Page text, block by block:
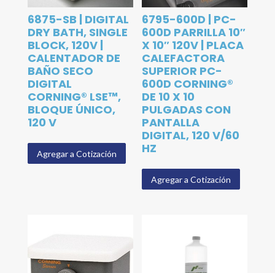
6875-SB | DIGITAL
DRY BATH, SINGLE
BLOCK, 120V |
CALENTADOR DE
BAÑO SECO
DIGITAL
CORNING® LSE™,
BLOQUE ÚNICO,
120 V
Agregar a Cotización
6795-600D | PC-
600D PARRILLA 10″
X 10″ 120V | PLACA
CALEFACTORA
SUPERIOR PC-
600D CORNING®
DE 10 X 10
PULGADAS CON
PANTALLA
DIGITAL, 120 V/60
HZ
Agregar a Cotización